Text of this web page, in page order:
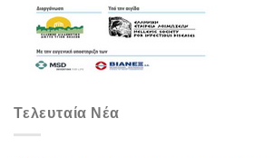
Τελευταία Νέα